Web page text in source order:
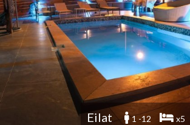
Eilat 1 -12 x5